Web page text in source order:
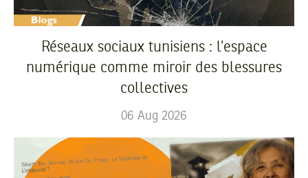
Réseaux sociaux tunisiens : l’espace
numérique comme miroir des blessures
collectives
06 Aug 2026